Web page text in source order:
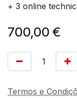
+ 3 online
700,00 €
Termos e